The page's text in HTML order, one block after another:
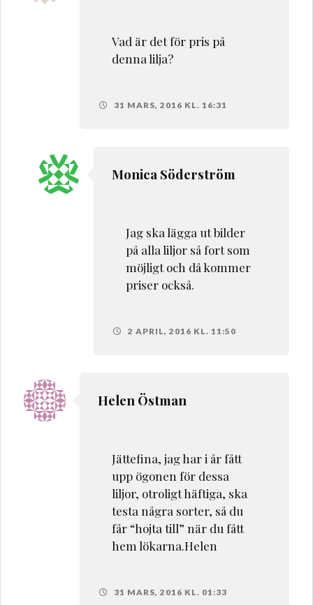
Vad är det för pris på
denna lilja?
31 MARS, 2016 KL. 16:31
Monica Söderström
Jag ska lägga ut bilder
på alla liljor så fort som
möjligt och då kommer
priser också.
2 APRIL, 2016 KL. 11:50
Helen Östman
Jättefina, jag har i år fått
upp ögonen för dessa
liljor, otroligt häftiga, ska
testa några sorter, så du
får “hojta till” när du fått
hem lökarna.Helen
31 MARS, 2016 KL. 01:33